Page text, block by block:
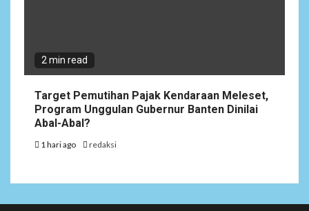
2 min read
Target Pemutihan Pajak Kendaraan Meleset,
Program Unggulan Gubernur Banten Dinilai
Abal-Abal?
1 hari ago redaksi